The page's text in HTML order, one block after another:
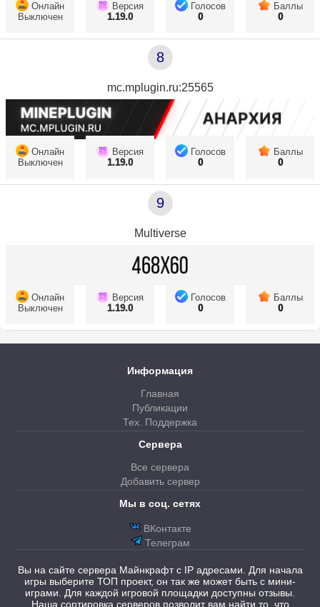
Онлайн
Выключен
Версия
1.19.0
Голосов
0
Баллы
0
8
mc.mplugin.ru:25565
Онлайн
Выключен
Версия
1.19.0
Голосов
0
Баллы
0
9
Multiverse
Онлайн
Выключен
Версия
1.19.0
Голосов
0
Баллы
0
Информация
Главная
Публикации
Тех. Поддержка
Сервера
Все сервера
Добавить сервер
Мы в соц. сетях
ВКонтакте
Телеграм
Вы на сайте сервера Майнкрафт с IP адресами. Для начала
игры выберите ТОП проект, он так же может быть с мини-
играми. Для каждой игровой площадки доступны отзывы.
Наша сортировка серверов позволит вам найти то, что